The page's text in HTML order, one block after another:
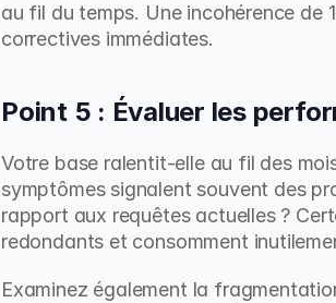
au fil du temps. Une incohérence de
correctives immédiates.
Point 5 : Évaluer les
Votre base ralentit-elle au fil des
symptômes signalent souvent des
rapport aux requêtes actuelles ?
redondants et consomment
Examinez également la